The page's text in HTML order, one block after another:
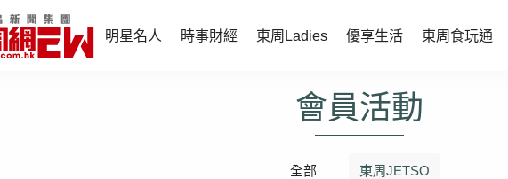
明星名人 時事財經 東周Ladies 優享生活 東周食玩通
東周Ladies
談情說性
時尚生活
會員活動
全部 東周JETSO